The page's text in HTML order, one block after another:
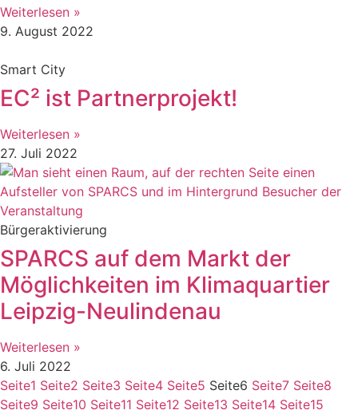
Weiterlesen »
9. August 2022
Smart City
EC² ist Partnerprojekt!
Weiterlesen »
27. Juli 2022
Bürgeraktivierung
SPARCS auf dem Markt der
Möglichkeiten im Klimaquartier
Leipzig-Neulindenau
Weiterlesen »
6. Juli 2022
Seite1 Seite2 Seite3 Seite4 Seite5 Seite6 Seite7 Seite8
Seite9 Seite10 Seite11 Seite12 Seite13 Seite14 Seite15